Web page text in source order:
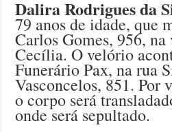
Dalira Rodrigues da
79 anos de idade, que
Carlos Gomes, 956,
Cecília. O velório
Funerário Pax, na rua
Vasconcelos, 851. Por
o corpo será
onde será sepultado.